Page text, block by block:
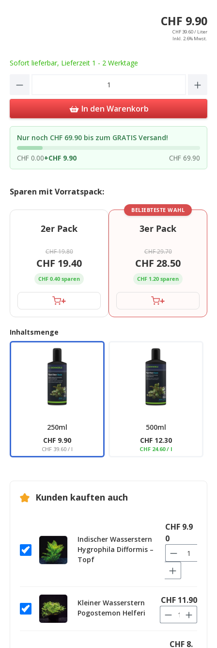
CHF 9.90
CHF 39.60 / Liter
Inkl. 2.6% Mwst.
Sofort lieferbar, Lieferzeit 1 - 2 Werktage
Product Quantity: Enter the desired
In den Warenkorb
Nur noch CHF 69.90 bis zum GRATIS Versand!
CHF 0.00+CHF 9.90 CHF 69.90
Sparen mit Vorratspack:
2er Pack
CHF 19.80
CHF 19.40
CHF 0.40 sparen
+
BELIEBTESTE WAHL
3er Pack
CHF 29.70
CHF 28.50
CHF 1.20 sparen
+
Inhaltsmenge
250ml
CHF 9.90
CHF 39.60 / l
500ml
CHF 12.30
CHF 24.60 / l
Kunden kauften auch
Indischer Wasserstern
Hygrophila Difformis –
Topf
CHF 9.9
0
Kleiner Wasserstern
Pogostemon Helferi
CHF 11.90
CHF 8.